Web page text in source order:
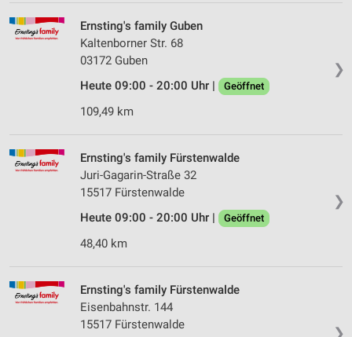
❯
Ernsting's family Guben
Kaltenborner Str. 68
03172 Guben
Heute 09:00 - 20:00 Uhr |
Geöffnet
109,49 km
❯
Ernsting's family Fürstenwalde
Juri-Gagarin-Straße 32
15517 Fürstenwalde
Heute 09:00 - 20:00 Uhr |
Geöffnet
48,40 km
❯
Ernsting's family Fürstenwalde
Eisenbahnstr. 144
15517 Fürstenwalde